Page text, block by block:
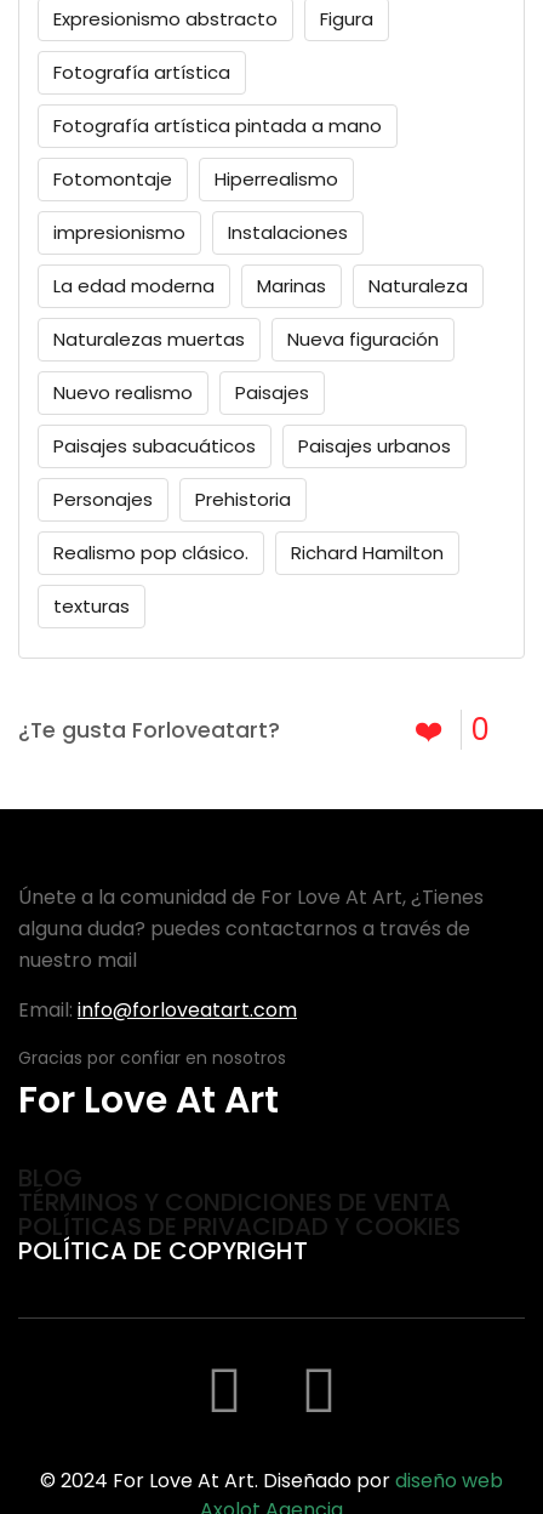
Expresionismo abstracto Figura
Fotografía artística
Fotografía artística pintada a mano
Fotomontaje Hiperrealismo
impresionismo Instalaciones
La edad moderna Marinas Naturaleza
Naturalezas muertas Nueva figuración
Nuevo realismo Paisajes
Paisajes subacuáticos Paisajes urbanos
Personajes Prehistoria
Realismo pop clásico. Richard Hamilton
texturas
¿Te gusta Forloveatart? ❤️ 0
Únete a la comunidad de For Love At Art, ¿Tienes
alguna duda? puedes contactarnos a través de
nuestro mail
Email: info@forloveatart.com
Gracias por confiar en nosotros
For Love At Art
BLOG
TÉRMINOS Y CONDICIONES DE VENTA
POLÍTICAS DE PRIVACIDAD Y COOKIES
POLÍTICA DE COPYRIGHT
© 2024 For Love At Art. Diseñado pordiseño web